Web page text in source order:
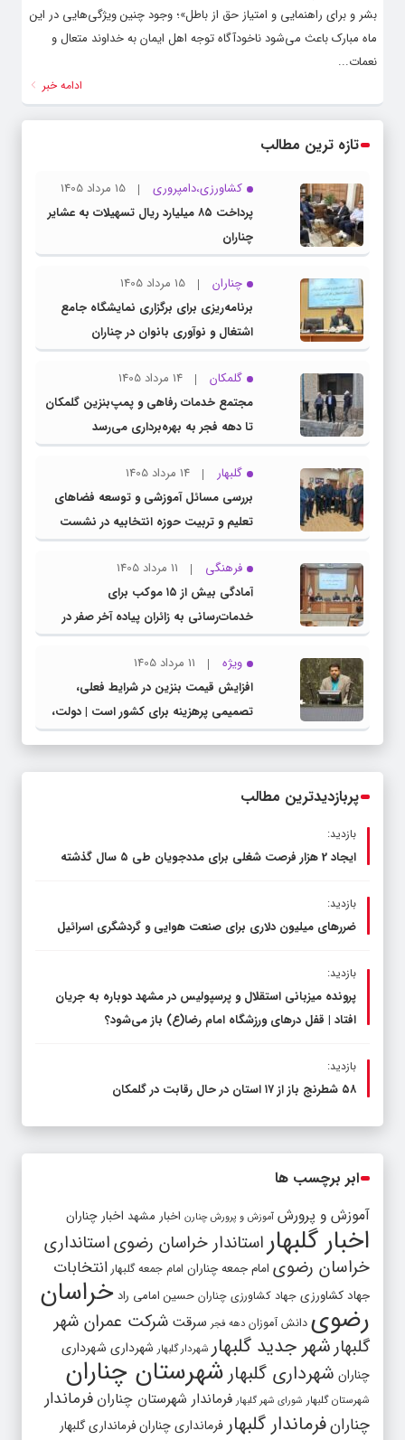
بشر و برای راهنمایی و امتیاز حق از باطل»؛‌ وجود چنین ویژگی‌هایی در این
ماه مبارک باعث می‌شود ناخودآگاه توجه اهل ایمان به خداوند متعال و
نعمات...
ادامه خبر
تازه ترین مطالب
کشاورزی،دامپروری
15 مرداد 1405
پرداخت ۸۵ میلیارد ریال تسهیلات به عشایر
چناران
چناران
15 مرداد 1405
برنامه‌ریزی برای برگزاری نمایشگاه جامع
اشتغال و نوآوری بانوان در چناران
گلمکان
14 مرداد 1405
مجتمع خدمات رفاهی و پمپ‌بنزین گلمکان
تا دهه فجر به بهره‌برداری می‌رسد
گلبهار
14 مرداد 1405
بررسی مسائل آموزشی و توسعه فضاهای
تعلیم و تربیت حوزه انتخابیه در نشست
مشترک عضو کمیسیون آموزش مجلس با
مدیرکل آموزش و پرورش خراسان رضوی
فرهنگی
11 مرداد 1405
آمادگی بیش از ۱۵ موکب برای
خدمات‌رسانی به زائران پیاده آخر صفر در
شهرستان چناران
ویژه
11 مرداد 1405
افزایش قیمت بنزین در شرایط فعلی،
تصمیمی پرهزینه برای کشور است | دولت،
قاچاق سوخت و عوامل اصلی ناترازی را
پربازدیدترین مطالب
بازدید:
ایجاد 2 هزار فرصت شغلی برای مددجویان طی ۵ سال گذشته
بازدید:
ضررهای میلیون دلاری برای صنعت هوایی و گردشگری اسرائیل
بازدید:
پرونده میزبانی استقلال و پرسپولیس در مشهد دوباره به جریان
افتاد | قفل در‌های ورزشگاه امام رضا(ع) باز می‌شود؟
بازدید:
۵۸ شطرنج‌ باز از ۱۷ استان در حال رقابت در گلمکان
ابر برچسب ها
آموزش و پرورش آموزش و پرورش چنارن اخبار مشهد اخبار چناران
اخبار گلبهار استاندار خراسان رضویاستانداری
خراسان رضوی امام جمعه چناران امام جمعه گلبهار انتخابات
جهاد کشاورزی جهاد کشاورزی چناران حسین امامی راد خراسان
رضوی دانش آموزان دهه فجر سرقت شرکت عمران شهر
گلبهارشهر جدید گلبهار شهردار گلبهار شهرداری شهرداری
چناران شهرداری گلبهار شهرستان چناران
شهرستان گلبهار شورای شهر گلبهار فرماندار شهرستان چناران فرماندار
چنارانفرماندار گلبهار فرمانداری چنارانفرمانداری گلبهار